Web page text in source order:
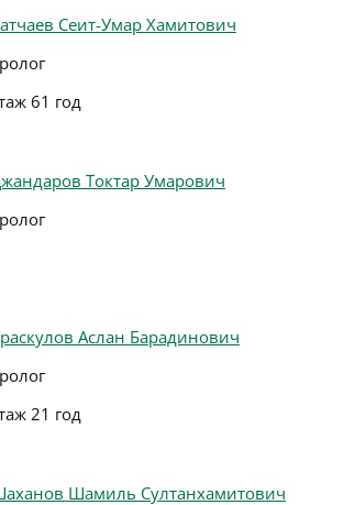
Сеит-Умар Хамитович
61 год
Токтар Умарович
Аслан Барадинович
21 год
Шамиль Султанхамитович